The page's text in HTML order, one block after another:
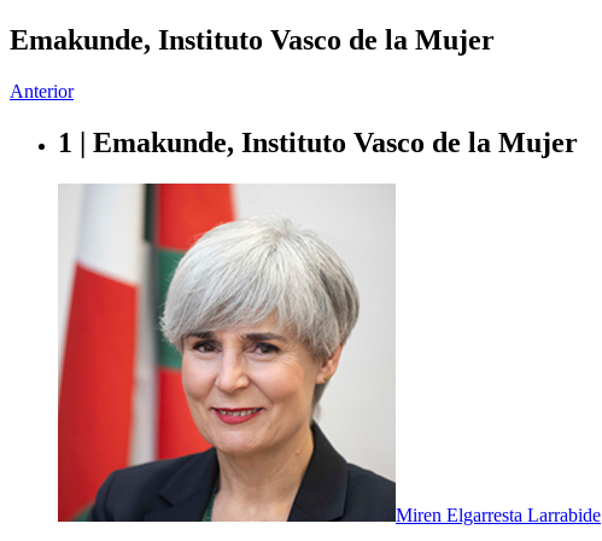
Emakunde, Instituto Vasco de la Mujer
Anterior
1 | Emakunde, Instituto Vasco de la Mujer
Miren Elgarresta Larrabide